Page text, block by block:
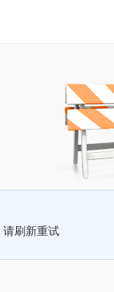
请刷新重试